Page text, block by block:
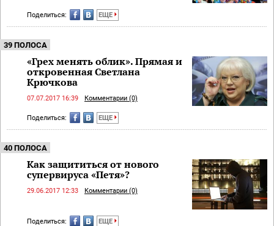
Поделиться: ЕЩЕ
39 ПОЛОСА
«Грех менять облик». Прямая и
откровенная Светлана
Крючкова
07.07.2017 16:39 Комментарии (0)
Поделиться: ЕЩЕ
40 ПОЛОСА
Как защититься от нового
супервируса «Петя»?
29.06.2017 12:33 Комментарии (0)
Поделиться: ЕЩЕ